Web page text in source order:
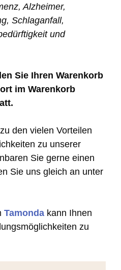
Alzheimer,
Schlaganfall,
und
Sie Ihren Warenkorb
im Warenkorb
den vielen Vorteilen
zu unserer
Sie gerne einen
Sie uns gleich an unter
Tamonda kann Ihnen
zu